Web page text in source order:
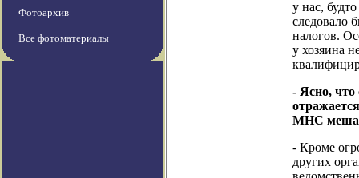
Фотоархив
Все фотоматериалы
у нас,
следовало
налогов.
у хозяина
- Ясно, что
МНС
- Кроме
других